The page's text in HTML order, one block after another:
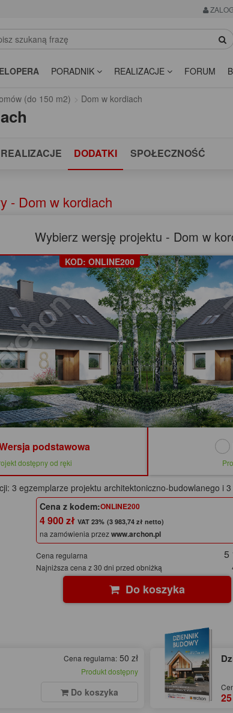
PORADNIK REALIZACJE FORUM
(do 150 m2) Dom w kordiach
REALIZACJE DODATKI SPOŁECZNOŚĆ
- Dom w kordiach
Wybierz wersję projektu - Dom w
KOD: ONLINE200
podstawowa
dostępny od ręki
3 egzemplarze projektu architektoniczno-budowlanego i
Cena z kodem:ONLINE200
4 900 zł (3 983,74 zł netto)
na zamówienia przezwww.archon.pl
Cena regularna 5
Najniższa cena z 30 dni przed obniżką
Do koszyka
Cena regularna: 50 zł
Produkt dostępny
Do koszyka